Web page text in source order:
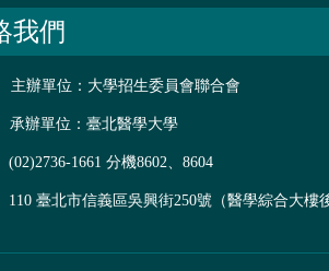
我們
主辦單位：大學招生委員會聯合會
承辦單位：臺北醫學大學
(02)2736-1661 分機8602、8604
110 臺北市信義區吳興街250號（醫學綜合大樓